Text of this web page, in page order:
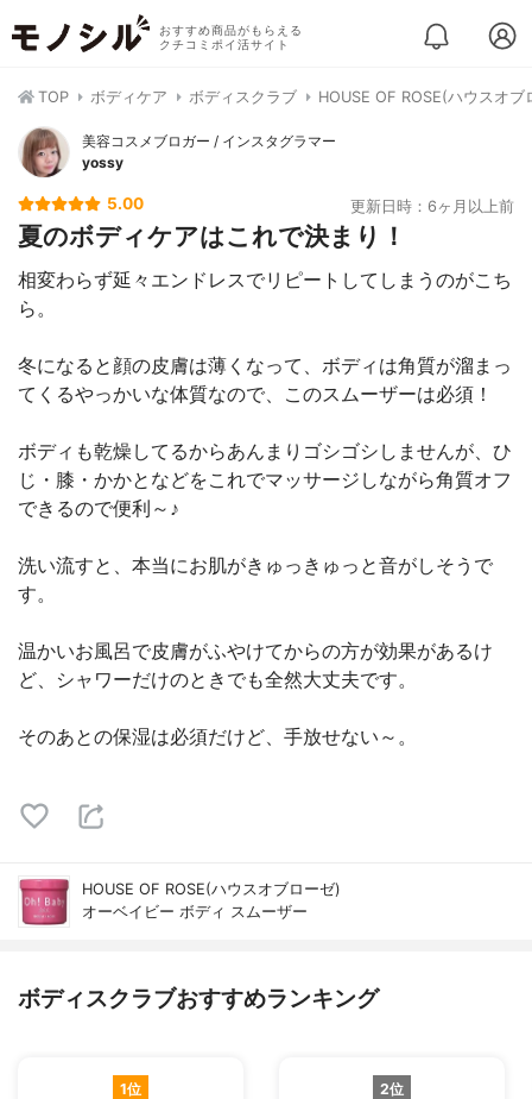
おすすめ商品がもらえる
クチコミポイ活サイト
TOP ボディケア ボディスクラブ HOUSE OF ROSE(ハウスオ
美容コスメブロガー / インスタグラマー
yossy
5.00 更新日時：6ヶ月以上前
夏のボディケアはこれで決まり！
相変わらず延々エンドレスでリピートしてしまうのがこち
ら。
冬になると顔の皮膚は薄くなって、ボディは角質が溜まっ
てくるやっかいな体質なので、このスムーザーは必須！
ボディも乾燥してるからあんまりゴシゴシしませんが、ひ
じ・膝・かかとなどをこれでマッサージしながら角質オフ
できるので便利～♪
洗い流すと、本当にお肌がきゅっきゅっと音がしそうで
す。
温かいお風呂で皮膚がふやけてからの方が効果があるけ
ど、シャワーだけのときでも全然大丈夫です。
そのあとの保湿は必須だけど、手放せない～。
HOUSE OF ROSE(ハウスオブローゼ)
オーベイビー ボディ スムーザー
ボディスクラブおすすめランキング
1位 2位